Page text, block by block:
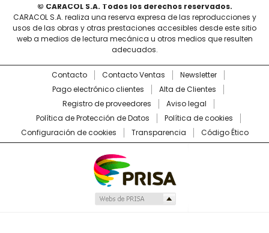
© CARACOL S.A. Todos los derechos reservados.
CARACOL S.A. realiza una reserva expresa de las reproducciones y
usos de las obras y otras prestaciones accesibles desde este sitio
web a medios de lectura mecánica u otros medios que resulten
adecuados.
Contacto Contacto Ventas
Newsletter
Pago electrónico clientes
Alta de Clientes
Registro de proveedores
Aviso legal
Política de Protección de Datos
Política de cookies
Configuración de cookies
Transparencia Código Ético